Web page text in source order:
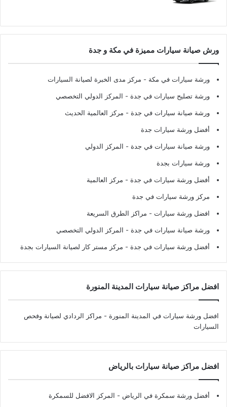
ورش صيانة سيارات مميزة في مكة و جدة
ورشة سيارات في مكة - مركز مدى الخبرة لصيانة السيارات
ورشة تصليح سيارات في جدة - المركز الدولي التخصصي
ورشة صيانة سيارات في جدة - مركز العالمية الحديث
أفضل ورشة سيارات جدة
ورشة صيانة سيارات في جدة - المركز الدولي
ورشة سيارات بجدة
أفضل ورشة سيارات في جدة - مركز العالمية
مركز ورشة سيارات في جدة
افضل ورشة سيارات - مراكز الطرق السريعة
ورشة صيانة سيارات في جدة - المركز الدولي التخصصي
أفضل ورشة سيارات في جدة - مركز مستر كار لصيانة السيارات بجدة
افضل مراكز صيانة سيارات المدينة المنورة
افضل ورشة سيارات في المدينة المنورة - مراكز الردادي لصيانة وفحص
السيارات
افضل مراكز صيانة سيارات بالرياض
أفضل ورشة سمكرة في الرياض - المركز الافضل للسمكرة